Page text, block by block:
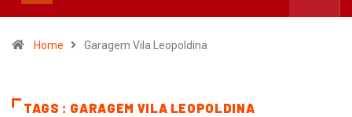
Home Garagem Vila Leopoldina
TAGS : GARAGEM VILA LEOPOLDINA